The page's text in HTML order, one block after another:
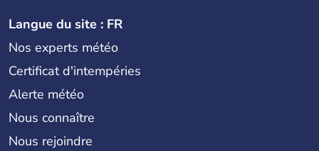
Langue du site : FR
Nos experts météo
Certificat d'intempéries
Alerte météo
Nous connaître
Nous rejoindre